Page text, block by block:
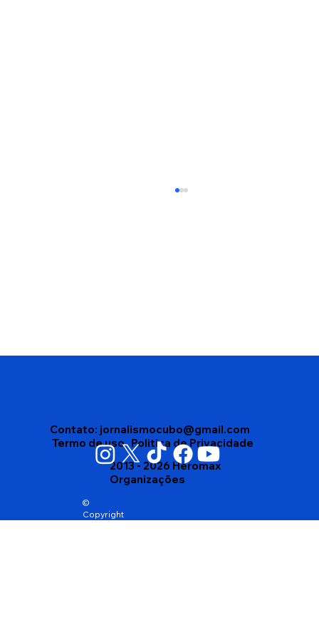
Edson Gomes segue internado após
Contato: jornalismocubo@gmail.com
Termo de uso Politica de Privacidade
©
Copyright
2013 - 2026 Heromax
Organizações